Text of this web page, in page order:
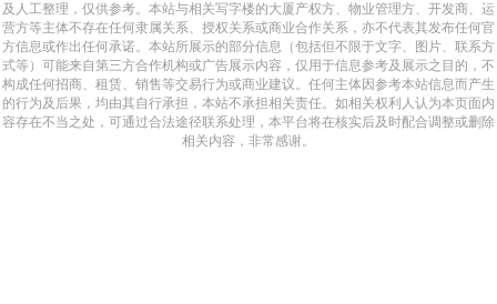
及人工整理，仅供参考。本站与相关写字楼的大厦产权方、物业管理方、开发商、运
营方等主体不存在任何隶属关系、授权关系或商业合作关系，亦不代表其发布任何官
方信息或作出任何承诺。本站所展示的部分信息（包括但不限于文字、图片、联系方
式等）可能来自第三方合作机构或广告展示内容，仅用于信息参考及展示之目的，不
构成任何招商、租赁、销售等交易行为或商业建议。任何主体因参考本站信息而产生
的行为及后果，均由其自行承担，本站不承担相关责任。如相关权利人认为本页面内
容存在不当之处，可通过合法途径联系处理，本平台将在核实后及时配合调整或删除
相关内容，非常感谢。